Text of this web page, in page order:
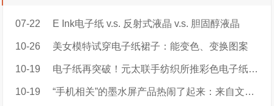
07-22 E Ink电子纸 v.s. 反射式液晶 v.s. 胆固醇液晶
10-26 美女模特试穿电子纸裙子：能变色、变换图案
10-19 电子纸再突破！元太联手纺织所推彩色电子纸智慧服装e-MooDress衣墨
10-19 “手机相关”的墨水屏产品热闹了起来：来自文石，墨案，墨小家的新品